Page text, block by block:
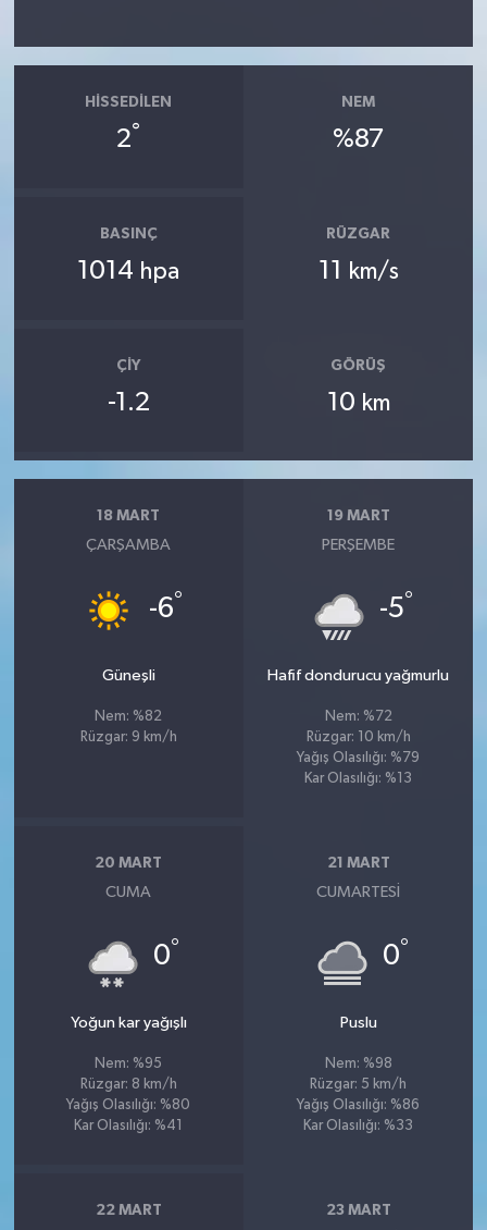
HISSEDILEN
2°
NEM
%87
BASINÇ
1014 hpa
RÜZGAR
11 km/s
ÇIY
-1.2
GÖRÜŞ
10 km
18 MART
ÇARŞAMBA
-6°
Güneşli
Nem: %82
Rüzgar: 9 km/h
19 MART
PERŞEMBE
-5°
Hafif dondurucu yağmurlu
Nem: %72
Rüzgar: 10 km/h
Yağış Olasılığı: %79
Kar Olasılığı: %13
20 MART
CUMA
0°
Yoğun kar yağışlı
Nem: %95
Rüzgar: 8 km/h
Yağış Olasılığı: %80
Kar Olasılığı: %41
21 MART
CUMARTESI
0°
Puslu
Nem: %98
Rüzgar: 5 km/h
Yağış Olasılığı: %86
Kar Olasılığı: %33
22 MART 23 MART